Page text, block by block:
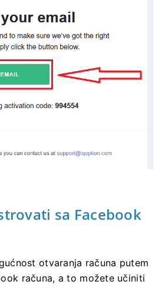
sa Facebook
otvaranja računa putem
računa, a to možete učiniti